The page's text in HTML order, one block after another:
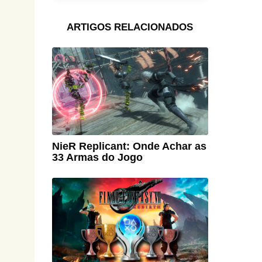
ARTIGOS RELACIONADOS
NieR Replicant: Onde Achar as
33 Armas do Jogo